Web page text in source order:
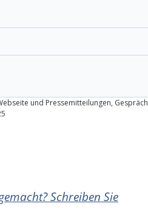
und Pressemitteilungen, Gespräch
Schreiben Sie